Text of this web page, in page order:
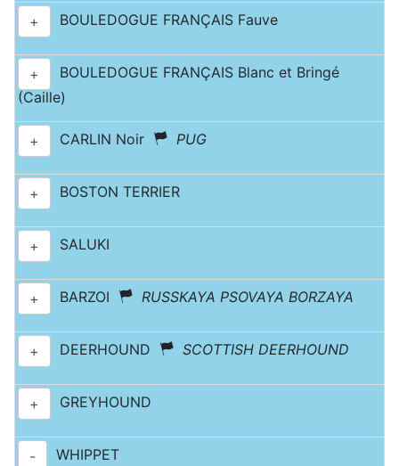
+ BOULEDOGUE FRANÇAIS Fauve
+
BOULEDOGUE FRANÇAIS Blanc et Bringé
(Caille)
+ CARLIN Noir PUG
+ BOSTON TERRIER
+ SALUKI
+ BARZOI RUSSKAYA PSOVAYA BORZAYA
+ DEERHOUND SCOTTISH DEERHOUND
+ GREYHOUND
- WHIPPET